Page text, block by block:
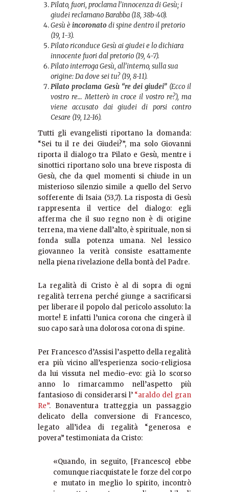
Pilato, fuori, proclama l’innocenza di Gesù; i
giudei reclamano Barabba (18, 38b-40).
Gesù è incoronato di spine dentro il pretorio
(19, 1-3).
Pilato riconduce Gesù ai giudei e lo dichiara
innocente fuori dal pretorio (19, 4-7).
Pilato interroga Gesù, all’interno, sulla sua
origine: Da dove sei tu? (19, 8-11).
Pilato proclama Gesù “re dei giudei”(Ecco il
vostro re… Metterò in croce il vostro re?), ma
viene accusato dai giudei di porsi contro
Cesare (19, 12-16).
Tutti gli evangelisti riportano la domanda:
“Sei tu il re dei Giudei?”, ma solo Giovanni
riporta il dialogo tra Pilato e Gesù, mentre i
sinottici riportano solo una breve risposta di
Gesù, che da quel momenti si chiude in un
misterioso silenzio simile a quello del Servo
sofferente di Isaia (53,7). La risposta di Gesù
rappresenta il vertice del dialogo: egli
afferma che il suo regno non è di origine
terrena, ma viene dall’alto, è spirituale, non si
fonda sulla potenza umana. Nel lessico
giovanneo la verità consiste esattamente
nella piena rivelazione della bontà del Padre.
La regalità di Cristo è al di sopra di ogni
regalità terrena perché giunge a sacrificarsi
per liberare il popolo dal pericolo assoluto: la
morte! E infatti l’unica corona che cingerà il
suo capo sarà una dolorosa corona di spine.
Per Francesco d’Assisi l’aspetto della regalità
era più vicino all’esperienza socio-religiosa
da lui vissuta nel medio-evo: già lo scorso
anno lo rimarcammo nell’aspetto più
fantasioso di considerarsi l’ “araldo del gran
Re”. Bonaventura tratteggia un passaggio
delicato della conversione di Francesco,
legato all’idea di regalità “generosa e
povera” testimoniata da Cristo:
«Quando, in seguito, [Francesco] ebbe
comunque riacquistate le forze del corpo
e mutato in meglio lo spirito, incontrò